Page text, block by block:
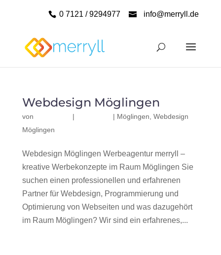
0 7121 / 9294977 info@merryll.de
Webdesign Möglingen
von | | Möglingen Webdesign
Möglingen
Webdesign Möglingen Werbeagentur merryll –
kreative Werbekonzepte im Raum Möglingen Sie
suchen einen professionellen und erfahrenen
Partner für Webdesign, Programmierung und
Optimierung von Webseiten und was dazugehört
im Raum Möglingen? Wir sind ein erfahrenes,...